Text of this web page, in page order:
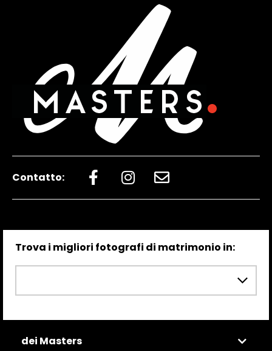
Contatto:
Trova i migliori fotografi di matrimonio in:
dei Masters